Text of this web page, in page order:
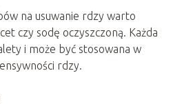
na usuwanie rdzy warto
czy sodę oczyszczoną. Każda
i może być stosowana w
rdzy.